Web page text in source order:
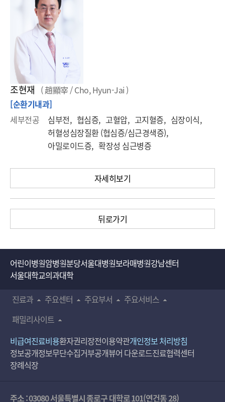
조현재 ( 趙顯宰 / Cho, Hyun-Jai )
[순환기내과]
세부전공
심부전, 협심증, 고혈압, 고지혈증, 심장이식,
허혈성심장질환 (협심증/심근경색증),
아밀로이드증, 확장성 심근병증
자세히보기
뒤로가기
어린이병원암병원분당서울대병원보라매병원강남센터
서울대학교의과대학
진료과
주요센터 주요부서
주요서비스
패밀리사이트
비급여진료비용환자권리장전이용약관개인정보 처리방침
정보공개정보무단수집거부공개뷰어 다운로드진료협력센터
장례식장
주소 : 03080 서울특별시 종로구 대학로 101(연건동 28)